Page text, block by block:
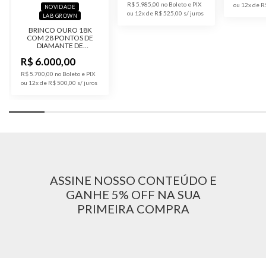
NOVIDADE
LAB GROWN
BRINCO OURO 18K
COM 28 PONTOS DE
DIAMANTE DE
R$ 6.000,00
R$ 5.700,00 no Boleto e PIX
ou 12x de R$ 500,00
R$ 5.985,00 no Boleto e PIX
ou 12x de R$ 525,00
ou 12x de
ASSINE NOSSO CONTEÚDO E
GANHE 5% OFF NA SUA
PRIMEIRA COMPRA